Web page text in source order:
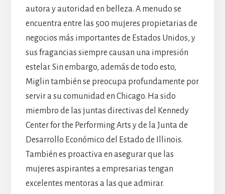
autora y autoridad en belleza. A menudo se
encuentra entre las 500 mujeres propietarias de
negocios más importantes de Estados Unidos, y
sus fragancias siempre causan una impresión
estelar. Sin embargo, además de todo esto,
Miglin también se preocupa profundamente por
servir a su comunidad en Chicago. Ha sido
miembro de las juntas directivas del Kennedy
Center for the Performing Arts y de la Junta de
Desarrollo Económico del Estado de Illinois.
También es proactiva en asegurar que las
mujeres aspirantes a empresarias tengan
excelentes mentoras a las que admirar.